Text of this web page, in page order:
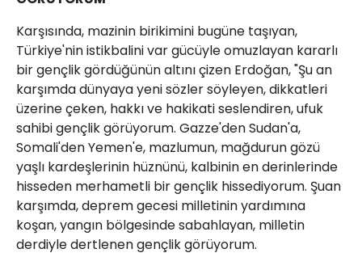
Karşısında, mazinin birikimini bugüne taşıyan,
Türkiye'nin istikbalini var gücüyle omuzlayan kararlı
bir gençlik gördüğünün altını çizen Erdoğan, "Şu an
karşımda dünyaya yeni sözler söyleyen, dikkatleri
üzerine çeken, hakkı ve hakikati seslendiren, ufuk
sahibi gençlik görüyorum. Gazze'den Sudan'a,
Somali'den Yemen'e, mazlumun, mağdurun gözü
yaşlı kardeşlerinin hüznünü, kalbinin en derinlerinde
hisseden merhametli bir gençlik hissediyorum. Şuan
karşımda, deprem gecesi milletinin yardımına
koşan, yangın bölgesinde sabahlayan, milletin
derdiyle dertlenen gençlik görüyorum.